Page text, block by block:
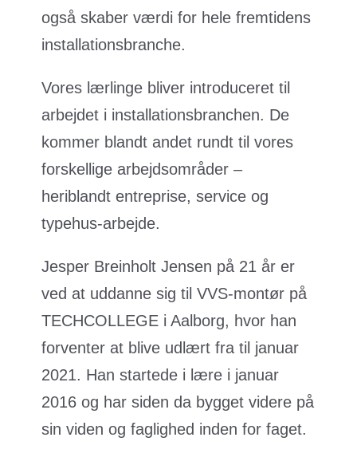
også skaber værdi for hele fremtidens
installationsbranche.
Vores lærlinge bliver introduceret til
arbejdet i installationsbranchen. De
kommer blandt andet rundt til vores
forskellige arbejdsområder –
heriblandt entreprise, service og
typehus-arbejde.
Jesper Breinholt Jensen på 21 år er
ved at uddanne sig til VVS-montør på
TECHCOLLEGE i Aalborg, hvor han
forventer at blive udlært fra til januar
2021. Han startede i lære i januar
2016 og har siden da bygget videre på
sin viden og faglighed inden for faget.